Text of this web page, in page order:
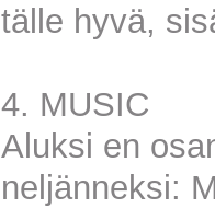
tälle hyvä,
4. MUSIC
Aluksi en
neljänneksi: